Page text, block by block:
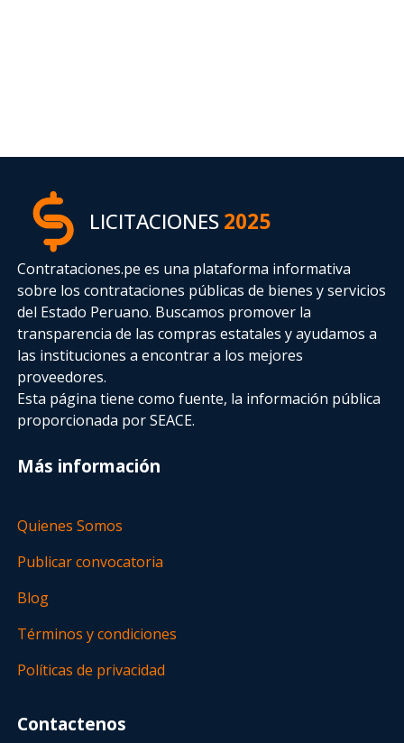
LICITACIONES2025
Contrataciones.pe es una plataforma informativa
sobre los contrataciones públicas de bienes y servicios
del Estado Peruano. Buscamos promover la
transparencia de las compras estatalesy ayudamos a
las instituciones a encontrar a los mejores
proveedores.
Esta página tiene como fuente, la información pública
proporcionada por SEACE.
Más información
Quienes Somos
Publicar convocatoria
Blog
Términos y condiciones
Políticas de privacidad
Contactenos